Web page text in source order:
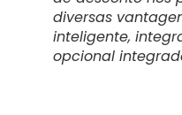
diversas
inteligente,
opcional